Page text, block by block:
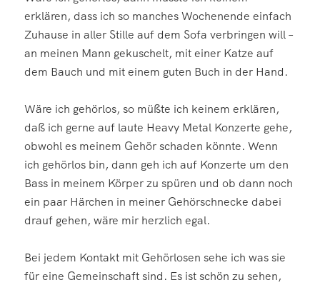
erklären, dass ich so manches Wochenende einfach
Zuhause in aller Stille auf dem Sofa verbringen will –
an meinen Mann gekuschelt, mit einer Katze auf
dem Bauch und mit einem guten Buch in der Hand.
Wäre ich gehörlos, so müßte ich keinem erklären,
daß ich gerne auf laute Heavy Metal Konzerte gehe,
obwohl es meinem Gehör schaden könnte. Wenn
ich gehörlos bin, dann geh ich auf Konzerte um den
Bass in meinem Körper zu spüren und ob dann noch
ein paar Härchen in meiner Gehörschnecke dabei
drauf gehen, wäre mir herzlich egal.
Bei jedem Kontakt mit Gehörlosen sehe ich was sie
für eine Gemeinschaft sind. Es ist schön zu sehen,